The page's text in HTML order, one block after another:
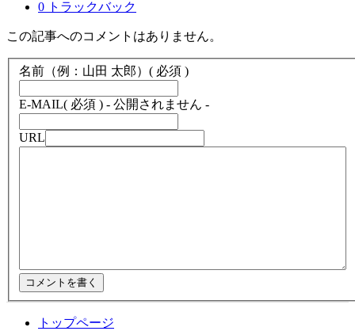
0 トラックバック
この記事へのコメントはありません。
名前（例：山田 太郎） ( 必須 )
E-MAIL( 必須 ) - 公開されません -
URL
トップページ